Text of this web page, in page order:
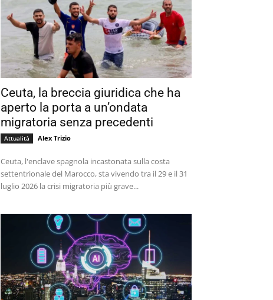
Ceuta, la breccia giuridica che ha
aperto la porta a un’ondata
migratoria senza precedenti
Attualità Alex Trizio
Ceuta, l'enclave spagnola incastonata sulla costa
settentrionale del Marocco, sta vivendo tra il 29 e il 31
luglio 2026 la crisi migratoria più grave...